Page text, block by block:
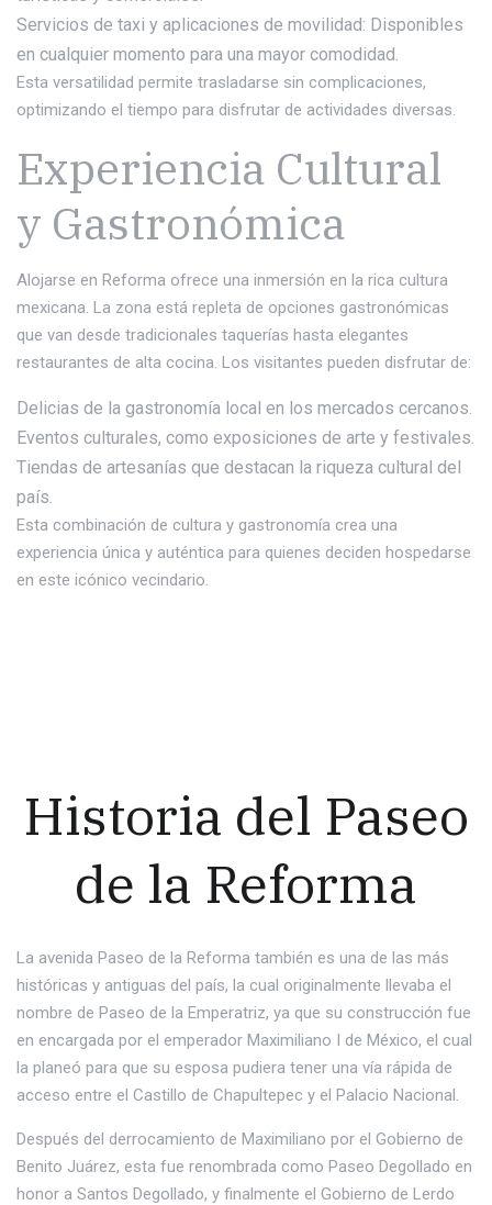
Servicios de taxi y aplicaciones de movilidad: Disponibles
en cualquier momento para una mayor comodidad.
Esta versatilidad permite trasladarse sin complicaciones,
optimizando el tiempo para disfrutar de actividades diversas.
Experiencia Cultural
y Gastronómica
Alojarse en Reforma ofrece una inmersión en la rica cultura
mexicana. La zona está repleta de opciones gastronómicas
que van desde tradicionales taquerías hasta elegantes
restaurantes de alta cocina. Los visitantes pueden disfrutar de:
Delicias de la gastronomía local en los mercados cercanos.
Eventos culturales, como exposiciones de arte y festivales.
Tiendas de artesanías que destacan la riqueza cultural del
país.
Esta combinación de cultura y gastronomía crea una
experiencia única y auténtica para quienes deciden hospedarse
en este icónico vecindario.
Historia del Paseo
de la Reforma
La avenida Paseo de la Reforma también es una de las más
históricas y antiguas del país, la cual originalmente llevaba el
nombre de Paseo de la Emperatriz, ya que su construcción fue
en encargada por el emperador Maximiliano I de México, el cual
la planeó para que su esposa pudiera tener una vía rápida de
acceso entre el Castillo de Chapultepec y el Palacio Nacional.
Después del derrocamiento de Maximiliano por el Gobierno de
Benito Juárez, esta fue renombrada como Paseo Degollado en
honor a Santos Degollado, y finalmente el Gobierno de Lerdo